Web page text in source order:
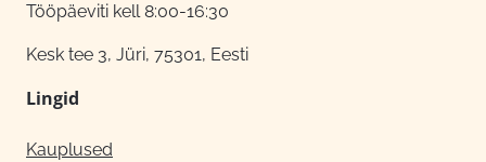
Tööpäeviti kell 8:00-16:30
Kesk tee 3, Jüri, 75301, Eesti
Lingid
Kauplused